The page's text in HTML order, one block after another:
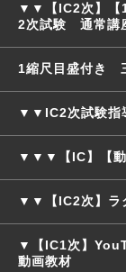
▼▼【IC2次】【
2次試験 通常
1縮尺目盛付き
▼▼IC2次試験指
▼▼▼【IC】【動
▼▼【IC2次】ラ
▼【IC1次】
動画教材